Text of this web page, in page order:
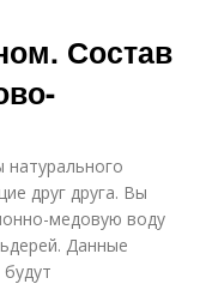
Состав
друг друга. Вы
медовую воду
Данные